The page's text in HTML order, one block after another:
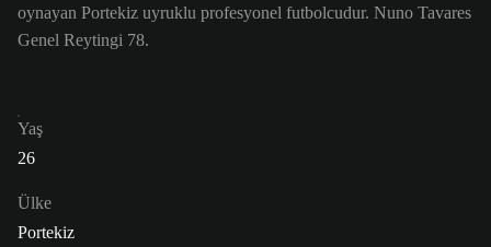
oynayan Portekiz uyruklu profesyonel futbolcudur. Nuno Tavares
Genel Reytingi 78.
Yaş
26
Ülke
Portekiz